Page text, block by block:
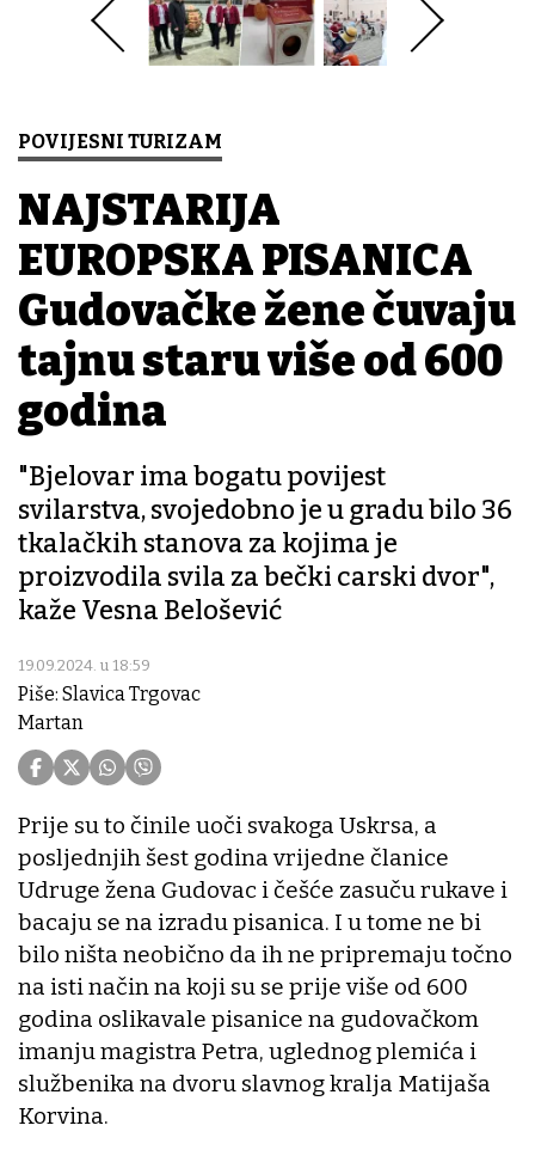
POVIJESNI TURIZAM
NAJSTARIJA
EUROPSKA PISANICA
Gudovačke žene čuvaju
tajnu staru više od 600
godina
"Bjelovar ima bogatu povijest
svilarstva, svojedobno je u gradu bilo 36
tkalačkih stanova za kojima je
proizvodila svila za bečki carski dvor",
kaže Vesna Belošević
19.09.2024. u 18:59
Piše: Slavica Trgovac
Martan
Prije su to činile uoči svakoga Uskrsa, a
posljednjih šest godina vrijedne članice
Udruge žena Gudovac i češće zasuču rukave i
bacaju se na izradu pisanica. I u tome ne bi
bilo ništa neobično da ih ne pripremaju točno
na isti način na koji su se prije više od 600
godina oslikavale pisanice na gudovačkom
imanju magistra Petra, uglednog plemića i
službenika na dvoru slavnog kralja Matijaša
Korvina.